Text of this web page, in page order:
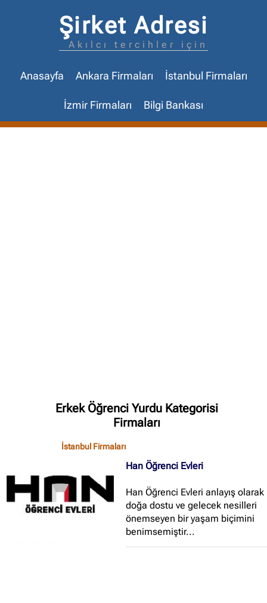
Şirket Adresi
Akılcı tercihler için
Anasayfa Ankara Firmaları İstanbul Firmaları
İzmir Firmaları Bilgi Bankası
Erkek Öğrenci Yurdu Kategorisi
Firmaları
İstanbul Firmaları
Han Öğrenci Evleri
Han Öğrenci Evleri anlayış olarak
doğa dostu ve gelecek nesilleri
önemseyen bir yaşam biçimini
benimsemiştir...
🔍
İçerik grupları
Ankara Firmaları(672)
İstanbul Firmaları
(388)
İzmir Firmaları (178)